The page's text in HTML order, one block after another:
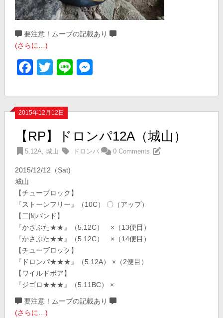
要注意！ムーブの記載あり
(さらに…)
Facebook
Twitter
Line
2015年12月12日
【RP】ドロンパ12A（城山）
5.12A,城山 ドロンパ 0 Comments
2015/12/12（Sat)
城山
【チューブロック】
『ストーンフリー』（10C） 〇（アップ）
【二間バンド】
『かさぶた★★』（5.12C） ×（13便目）
『かさぶた★★』（5.12C） ×（14便目）
【チューブロック】
『ドロンパ★★★』（5.12A） ×（2便目）
【ワイルドボア】
『ジゴロ★★★』（5.11BC） ×
要注意！ムーブの記載あり
(さらに…)